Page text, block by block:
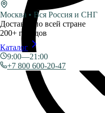
Москва • Вся Россия и СНГ
Доставка по всей стране
200+ городов
Каталог
9:00—21:00
+7 800 600-20-47